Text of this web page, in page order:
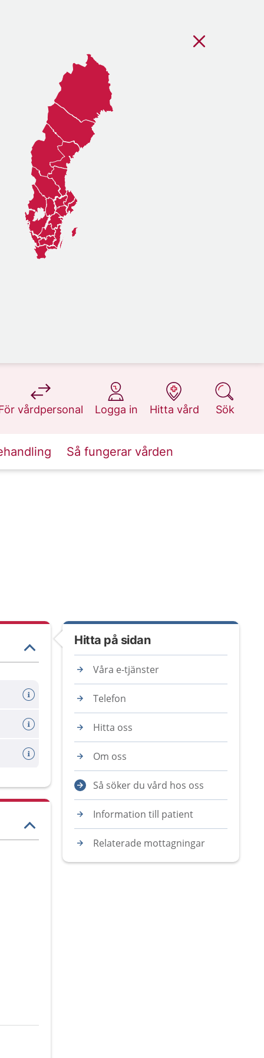
vårdpersonal
på 1177.se
Logga in
på 1177.se
Hitta vård
på 1177.se
Sök
på 1177.se
Så fungerar vården
Hitta på sidan
Våra e-tjänster
Telefon
Hitta oss
Om oss
Så söker du vård hos oss
Information till patient
Relaterade mottagningar